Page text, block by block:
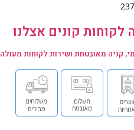
לקוחות קונים אצלנו
קניה מאובטחת ושירות לקוחות מעולה